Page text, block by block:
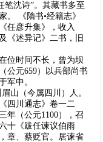
笔沈诗”。其藏书多至
。 《隋书•经籍志》
任彦升集》，收入
《述异记》二书，旧
位时间不长，曾为坝
公元659）以兵部尚书
军中。
山（今属四川）人。
四川通志》卷一二
年（公元1100），召
十《跋任谏议伯雨
章、蔡贬官。居谏省